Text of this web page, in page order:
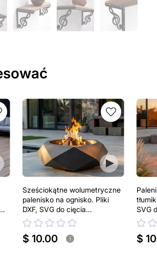
Sześciokątne wolumetryczne
palenisko na ognisko. Pliki
DXF, SVG do cięcia
laserowego i plazmowego
$ 10.00 i
SVG
$